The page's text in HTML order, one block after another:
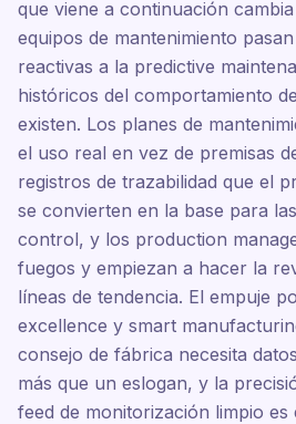
que viene a continuación
equipos de mantenimiento
reactivas a la predictive
históricos del comportamiento
existen. Los planes de
el uso real en vez de premisas
registros de trazabilidad que el
se convierten en la base para
control, y los production
fuegos y empiezan a hacer la
líneas de tendencia. El empuje
excellence y smart
consejo de fábrica necesita
más que un eslogan, y la
feed de monitorización limpio